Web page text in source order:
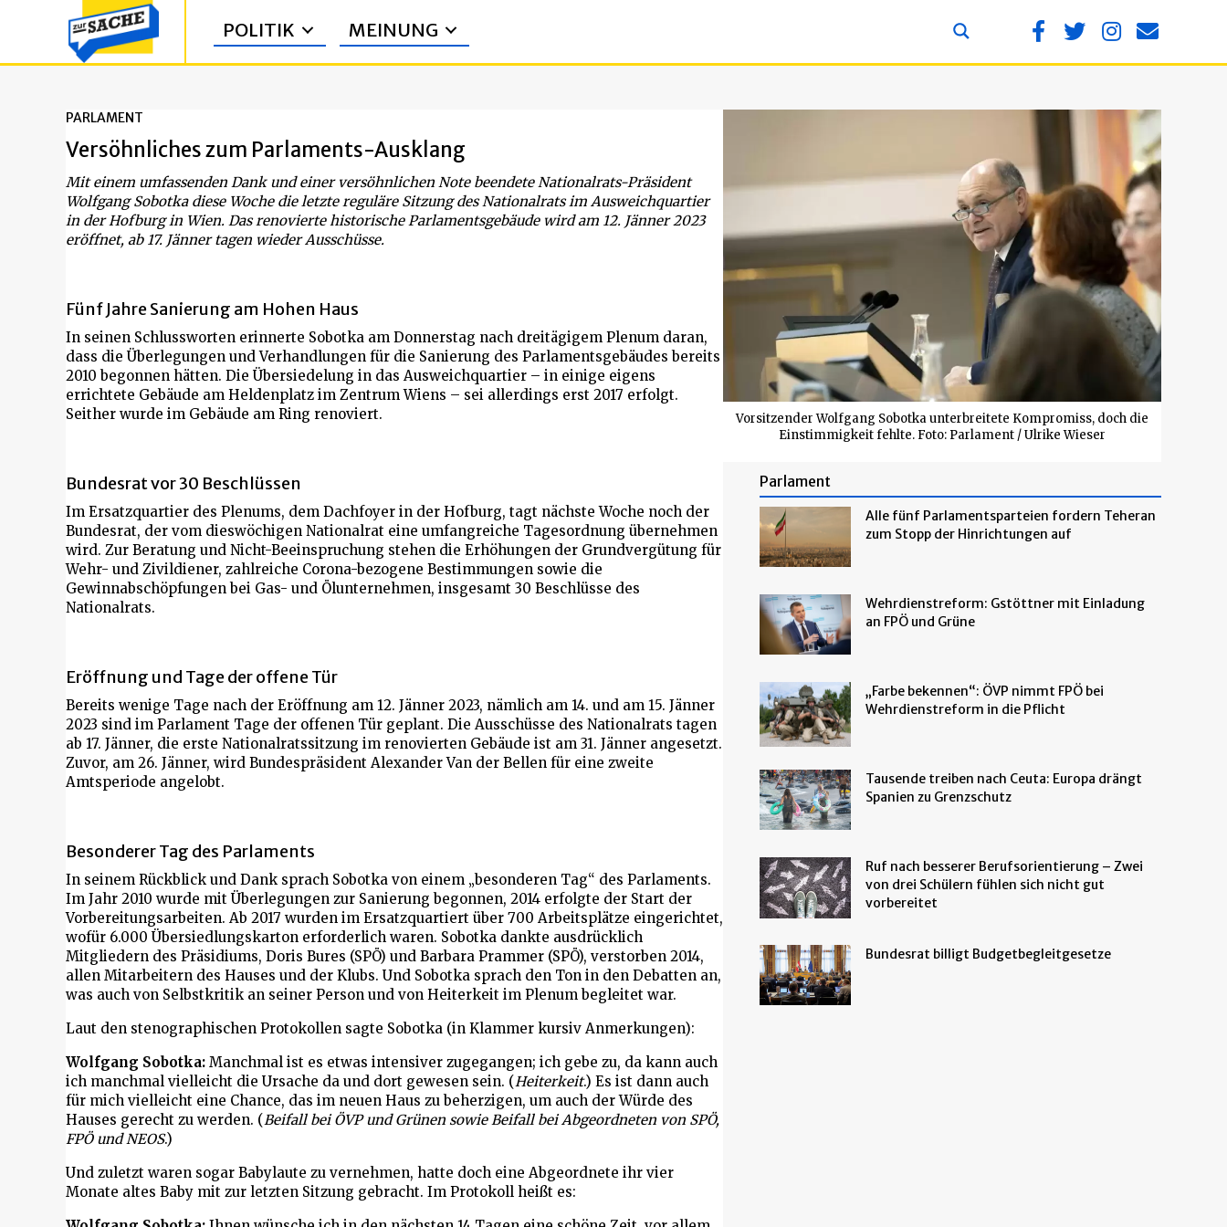
POLITIK MEINUNG
PARLAMENT
Versöhnliches zum Parlaments-Ausklang
Mit einem umfassenden Dank und einer versöhnlichen Note beendete Nationalrats-Präsident
Wolfgang Sobotka diese Woche die letzte reguläre Sitzung des Nationalrats im Ausweichquartier
in der Hofburg in Wien. Das renovierte historische Parlamentsgebäude wird am 12. Jänner 2023
eröffnet, ab 17. Jänner tagen wieder Ausschüsse.
Fünf Jahre Sanierung am Hohen Haus
In seinen Schlussworten erinnerte Sobotka am Donnerstag nach dreitägigem Plenum daran,
dass die Überlegungen und Verhandlungen für die Sanierung des Parlamentsgebäudes bereits
2010 begonnen hätten. Die Übersiedelung in das Ausweichquartier – in einige eigens
errichtete Gebäude am Heldenplatz im Zentrum Wiens – sei allerdings erst 2017 erfolgt.
Seither wurde im Gebäude am Ring renoviert.
Bundesrat vor 30 Beschlüssen
Im Ersatzquartier des Plenums, dem Dachfoyer in der Hofburg, tagt nächste Woche noch der
Bundesrat, der vom dieswöchigen Nationalrat eine umfangreiche Tagesordnung übernehmen
wird. Zur Beratung und Nicht-Beeinspruchung stehen die Erhöhungen der Grundvergütung für
Wehr- und Zivildiener, zahlreiche Corona-bezogene Bestimmungen sowie die
Gewinnabschöpfungen bei Gas- und Ölunternehmen, insgesamt 30 Beschlüsse des
Nationalrats.
Eröffnung und Tage der offene Tür
Bereits wenige Tage nach der Eröffnung am 12. Jänner 2023, nämlich am 14. und am 15. Jänner
2023 sind im Parlament Tage der offenen Tür geplant. Die Ausschüsse des Nationalrats tagen
ab 17. Jänner, die erste Nationalratssitzung im renovierten Gebäude ist am 31. Jänner angesetzt.
Zuvor, am 26. Jänner, wird Bundespräsident Alexander Van der Bellen für eine zweite
Amtsperiode angelobt.
Besonderer Tag des Parlaments
In seinem Rückblick und Dank sprach Sobotka von einem „besonderen Tag“ des Parlaments.
Im Jahr 2010 wurde mit Überlegungen zur Sanierung begonnen, 2014 erfolgte der Start der
Vorbereitungsarbeiten. Ab 2017 wurden im Ersatzquartiert über 700 Arbeitsplätze eingerichtet,
wofür 6.000 Übersiedlungskarton erforderlich waren. Sobotka dankte ausdrücklich
Mitgliedern des Präsidiums, Doris Bures (SPÖ) und Barbara Prammer (SPÖ), verstorben 2014,
allen Mitarbeitern des Hauses und der Klubs. Und Sobotka sprach den Ton in den Debatten an,
was auch von Selbstkritik an seiner Person und von Heiterkeit im Plenum begleitet war.
Laut den stenographischen Protokollen sagte Sobotka (in Klammer kursiv Anmerkungen):
Wolfgang Sobotka: Manchmal ist es etwas intensiver zugegangen; ich gebe zu, da kann auch
ich manchmal vielleicht die Ursache da und dort gewesen sein. (Heiterkeit.) Es ist dann auch
für mich vielleicht eine Chance, das im neuen Haus zu beherzigen, um auch der Würde des
Hauses gerecht zu werden. (Beifall bei ÖVP und Grünen sowie Beifall bei Abgeordneten von SPÖ,
FPÖ und NEOS.)
Und zuletzt waren sogar Babylaute zu vernehmen, hatte doch eine Abgeordnete ihr vier
Monate altes Baby mit zur letzten Sitzung gebracht. Im Protokoll heißt es:
Vorsitzender Wolfgang Sobotka unterbreitete Kompromiss, doch die
Einstimmigkeit fehlte. Foto: Parlament / Ulrike Wieser
Parlament
Alle fünf Parlamentsparteien fordern Teheran
zum Stopp der Hinrichtungen auf
Wehrdienstreform: Gstöttner mit Einladung
an FPÖ und Grüne
„Farbe bekennen“: ÖVP nimmt FPÖ bei
Wehrdienstreform in die Pflicht
Tausende treiben nach Ceuta: Europa drängt
Spanien zu Grenzschutz
Ruf nach besserer Berufsorientierung – Zwei
von drei Schülern fühlen sich nicht gut
vorbereitet
Bundesrat billigt Budgetbegleitgesetze